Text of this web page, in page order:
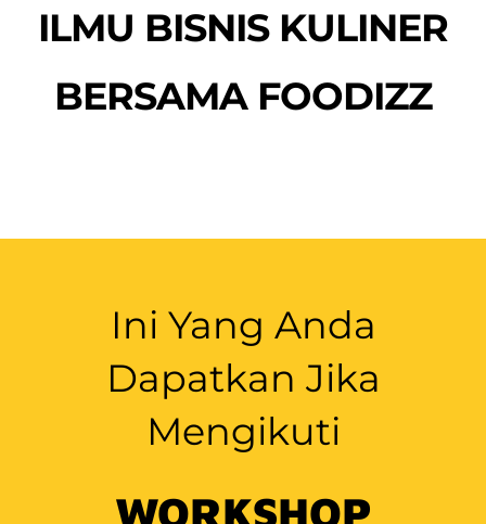
ILMU BISNIS KULINER
BERSAMA FOODIZZ
Ini Yang Anda
Dapatkan Jika
Mengikuti
WORKSHOP